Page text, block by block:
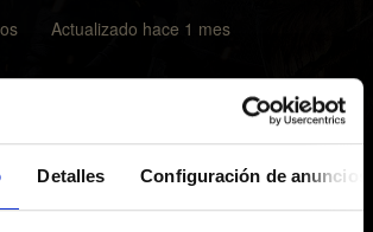
Detalles Configuración de anuncios
Actualizado hace 1 mes
al:
sobre el software y el hardware
Por ejemplo, la tarjeta gráfica que tienes,
es de 64 bits...